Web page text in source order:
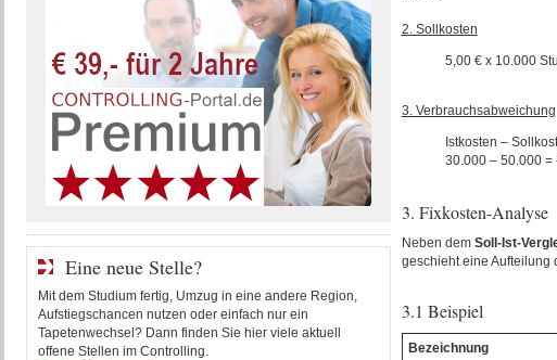
2. Sollkosten
5,00 € x 10.000
3. Verbrauchsabweichung
Istkosten –
30.000 – 50.000 =
3. Fixkosten-Analyse
Neben dem Soll-Ist-
geschieht eine Aufteilung
3.1 Beispiel
Bezeichnung
Eine neue Stelle?
Mit dem Studium fertig, Umzug in eine andere Region,
Aufstiegschancen nutzen oder einfach nur ein
Tapetenwechsel? Dann finden Sie hier viele aktuell
offene Stellen im Controlling.